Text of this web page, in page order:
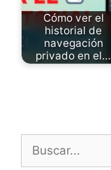
Cómo ver el
historial de
navegación
privado en el…